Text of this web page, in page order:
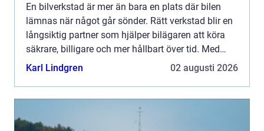
En bilverkstad är mer än bara en plats där bilen
lämnas när något går sönder. Rätt verkstad blir en
långsiktig partner som hjälper bilägaren att köra
säkrare, billigare och mer hållbart över tid. Med
moderna bilar, avancerad elektronik och ökade
Karl Lindgren 02 augusti 2026